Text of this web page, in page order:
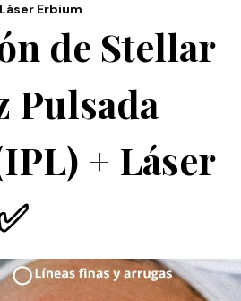
Erbium
de Stellar
Pulsada
+ Láser